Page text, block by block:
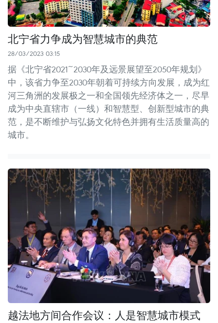
北宁省力争成为智慧城市的典范
28/03/2023 03:15
据《北宁省2021~2030年及远景展望至2050年规划》
中，该省力争至2030年朝着可持续方向发展，成为红
河三角洲的发展极之一和全国领先经济体之一，尽早
成为中央直辖市（一线）和智慧型、创新型城市的典
范，是不断维护与弘扬文化特色并拥有生活质量高的
城市。
越法地方间合作会议：人是智慧城市模式